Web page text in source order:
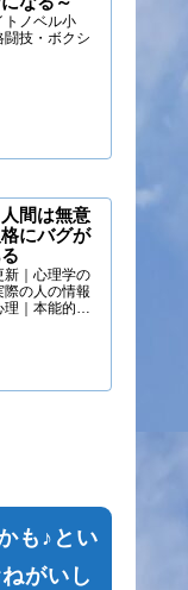
トノベル小
技・ボクシ
間は無意
にバグが
新｜心理学の
の人の情報
｜本能的心
も♪とい
がいし